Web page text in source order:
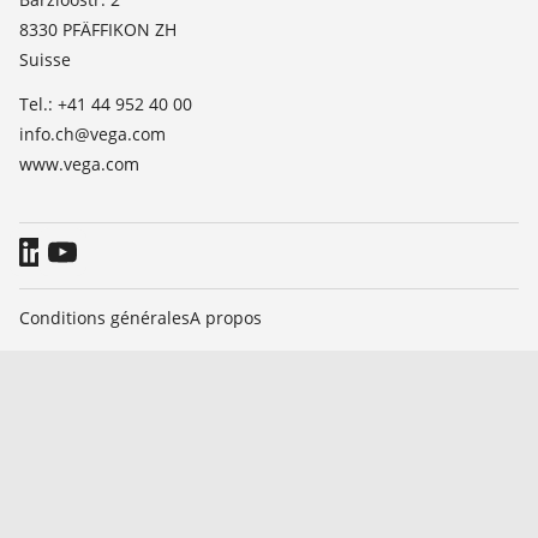
TeamViewer
Presse
Blog
8330 PFÄFFIKON ZH
Suisse
Tel.: +41 44 952 40 00
info.ch@vega.com
www.vega.com
Conditions généralesA propos